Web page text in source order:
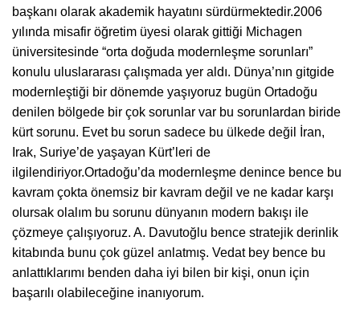
başkanı olarak akademik hayatını sürdürmektedir.2006
yılında misafir öğretim üyesi olarak gittiği Michagen
üniversitesinde “orta doğuda modernleşme sorunları”
konulu uluslararası çalışmada yer aldı. Dünya’nın gitgide
modernleştiği bir dönemde yaşıyoruz bugün Ortadoğu
denilen bölgede bir çok sorunlar var bu sorunlardan biride
kürt sorunu. Evet bu sorun sadece bu ülkede değil İran,
Irak, Suriye’de yaşayan Kürt’leri de
ilgilendiriyor.Ortadoğu’da modernleşme denince bence bu
kavram çokta önemsiz bir kavram değil ve ne kadar karşı
olursak olalım bu sorunu dünyanın modern bakışı ile
çözmeye çalışıyoruz. A. Davutoğlu bence stratejik derinlik
kitabında bunu çok güzel anlatmış. Vedat bey bence bu
anlattıklarımı benden daha iyi bilen bir kişi, onun için
başarılı olabileceğine inanıyorum.